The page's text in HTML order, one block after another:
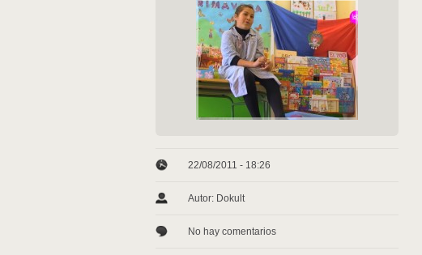
22/08/2011 - 18:26
Autor: Dokult
No hay comentarios